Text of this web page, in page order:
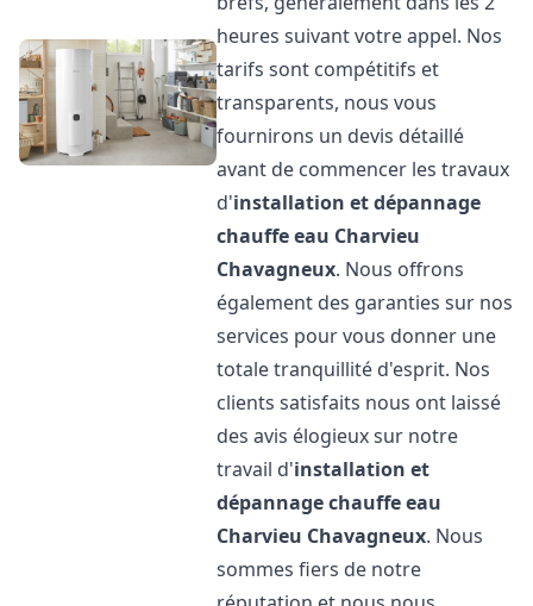
heures suivant votre appel. Nos
tarifs sont compétitifs et
transparents, nous vous
fournirons un devis détaillé
avant de commencer les travaux
d'installation et dépannage
chauffe eau Charvieu
Chavagneux. Nous offrons
également des garanties sur nos
services pour vous donner une
totale tranquillité d'esprit. Nos
clients satisfaits nous ont laissé
des avis élogieux sur notre
travail d'installation et
dépannage chauffe eau
Charvieu Chavagneux. Nous
sommes fiers de notre